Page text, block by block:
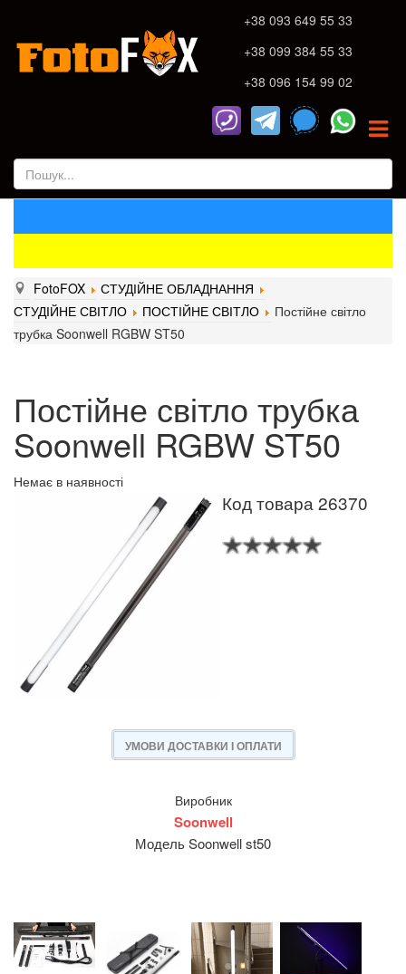
+38 093 649 55 33
+38 099 384 55 33
+38 096 154 99 02
FotoFOX
СТУДІЙНЕ ОБЛАДНАННЯ
СТУДІЙНЕ СВІТЛО
ПОСТІЙНЕ СВІТЛО
Постійне світло
трубка Soonwell RGBW ST50
Постійне світло трубка
Soonwell RGBW ST50
Немає в наявності
Код товара 26370
УМОВИ ДОСТАВКИ І ОПЛАТИ
Виробник
Soonwell
Модель Soonwell st50